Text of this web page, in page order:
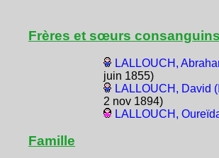
Frères et sœurs consanguins
LALLOUCH,
juin 1855)
LALLOUCH, David
2 nov 1894)
LALLOUCH,
Famille